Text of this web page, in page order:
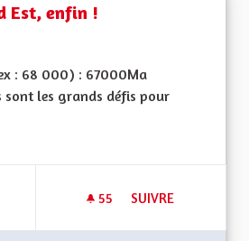
Est, enfin !
: 68 000) : 67000Ma
sont les grands défis pour
la catégorie : Autres
55 55 ABONNÉS
SUIVRE